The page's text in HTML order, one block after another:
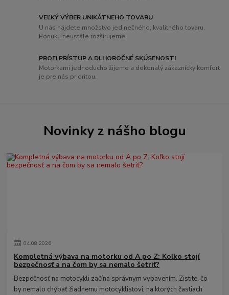
VEĽKÝ VÝBER UNIKÁTNEHO TOVARU
U nás nájdete množstvo jedinečného, ​​kvalitného tovaru.
Ponuku neustále rozširujeme.
PROFI PRÍSTUP A DLHOROČNÉ SKÚSENOSTI
Motorkami jednoducho žijeme a dokonalý zákaznícky komfort
je pre nás prioritou.
Novinky z nášho blogu
04.08.2026
Kompletná výbava na motorku od A po Z: Koľko stojí
bezpečnosť a na čom by sa nemalo šetriť?
Bezpečnosť na motocykli začína správnym vybavením. Zistite, čo
by nemalo chýbať žiadnemu motocyklistovi, na ktorých častiach